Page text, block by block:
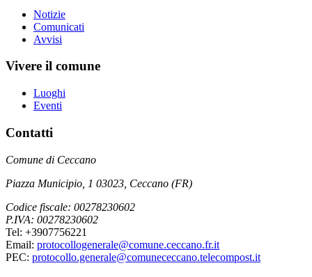
Notizie
Comunicati
Avvisi
Vivere il comune
Luoghi
Eventi
Contatti
Comune di Ceccano
Piazza Municipio, 1 03023, Ceccano (FR)
Codice fiscale: 00278230602
P.IVA: 00278230602
Tel: +3907756221
Email: protocollogenerale@comune.ceccano.fr.it
PEC: protocollo.generale@comunececcano.telecompost.it